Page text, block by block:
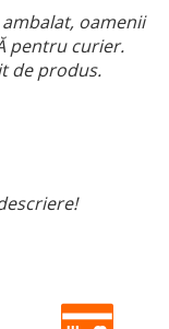
oamenii
pentru curier.
de produs.